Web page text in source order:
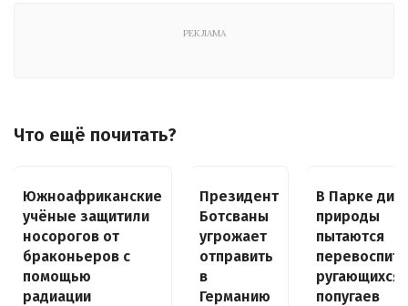
РЕКЛАМА
Что ещё почитать?
Южноафриканские
учёные защитили
носорогов от
браконьеров с
помощью
радиации
Президент
Ботсваны
угрожает
отправить
в
Германию
В Парке
природы
пытаются
ругающихся
попугаев